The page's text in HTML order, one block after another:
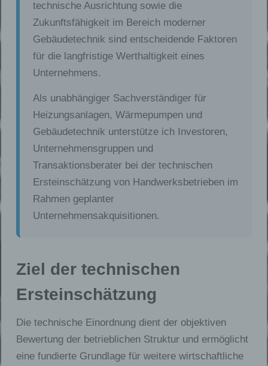
technische Ausrichtung sowie die
Zukunftsfähigkeit im Bereich moderner
Gebäudetechnik sind entscheidende Faktoren
für die langfristige Werthaltigkeit eines
Unternehmens.
Als unabhängiger Sachverständiger für
Heizungsanlagen, Wärmepumpen und
Gebäudetechnik unterstütze ich Investoren,
Unternehmensgruppen und
Transaktionsberater bei der technischen
Ersteinschätzung von Handwerksbetrieben im
Rahmen geplanter
Unternehmensakquisitionen.
Ziel der technischen
Ersteinschätzung
Die technische Einordnung dient der objektiven
Bewertung der betrieblichen Struktur und ermöglicht
eine fundierte Grundlage für weitere wirtschaftliche